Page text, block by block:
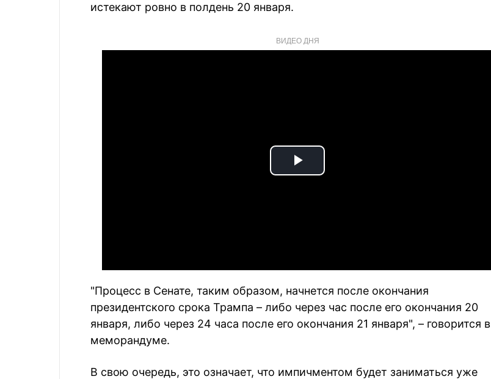
истекают ровно в полдень 20 января.
ВИДЕО ДНЯ
Play
"Процесс в Сенате, таким образом, начнется после окончания
президентского срока Трампа – либо через час после его окончания 20
января, либо через 24 часа после его окончания 21 января", – говорится в
меморандуме.
В свою очередь, это означает, что импичментом будет заниматься уже